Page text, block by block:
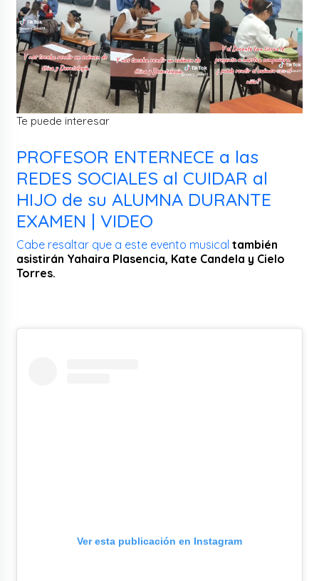
Te puede interesar
PROFESOR ENTERNECE a las
REDES SOCIALES al CUIDAR al
HIJO de su ALUMNA DURANTE
EXAMEN | VIDEO
Cabe resaltar que a este evento musical también
asistirán Yahaira Plasencia, Kate Candela y Cielo
Torres.
Ver esta publicación en Instagram